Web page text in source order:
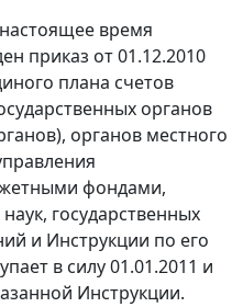
время
приказ от 01.12.2010
плана счетов
органов
органов местного
фондами,
государственных
и Инструкции по его
в силу 01.01.2011 и
Инструкции.